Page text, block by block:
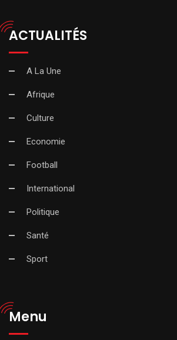
ACTUALITÉS
A La Une
Afrique
Culture
Economie
Football
International
Politique
Santé
Sport
Menu